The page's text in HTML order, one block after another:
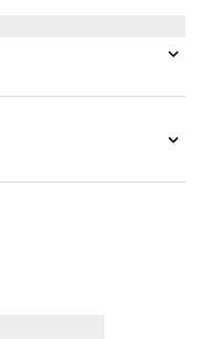
de compagnie